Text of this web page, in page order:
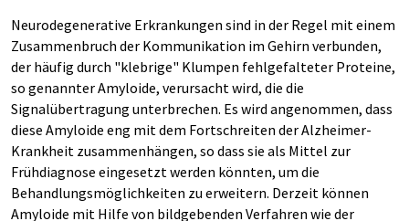
Neurodegenerative Erkrankungen sind in der Regel mit einem
Zusammenbruch der Kommunikation im Gehirn verbunden,
der häufig durch "klebrige" Klumpen fehlgefalteter Proteine,
so genannter Amyloide, verursacht wird, die die
Signalübertragung unterbrechen. Es wird angenommen, dass
diese Amyloide eng mit dem Fortschreiten der Alzheimer-
Krankheit zusammenhängen, so dass sie als Mittel zur
Frühdiagnose eingesetzt werden könnten, um die
Behandlungsmöglichkeiten zu erweitern. Derzeit können
Amyloide mit Hilfe von bildgebenden Verfahren wie der